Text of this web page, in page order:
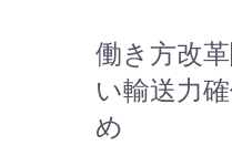
働き方改
い輸送力
め